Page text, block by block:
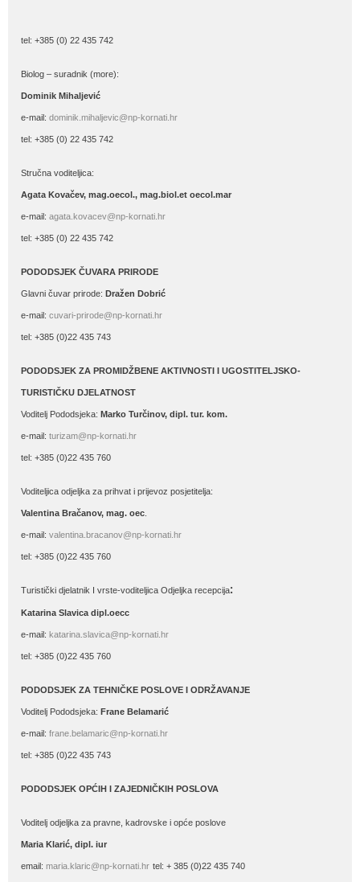
tel: +385 (0) 22 435 742
Biolog – suradnik (more):
Dominik Mihaljević
e-mail: dominik.mihaljevic@np-kornati.hr
tel: +385 (0) 22 435 742
Stručna voditeljica:
Agata Kovačev, mag.oecol., mag.biol.et oecol.mar
e-mail: agata.kovacev@np-kornati.hr
tel: +385 (0) 22 435 742
PODODSJEK ČUVARA PRIRODE
Glavni čuvar prirode: Dražen Dobrić
e-mail: cuvari-prirode@np-kornati.hr
tel: +385 (0)22 435 743
PODODSJEK ZA PROMIDŽBENE AKTIVNOSTI I UGOSTITELJSKO-
TURISTIČKU DJELATNOST
Voditelj Pododsjeka: Marko Turčinov, dipl. tur. kom.
e-mail: turizam@np-kornati.hr
tel: +385 (0)22 435 760
Voditeljica odjeljka za prihvat i prijevoz posjetitelja:
Valentina Bračanov, mag. oec
e-mail: valentina.bracanov@np-kornati.hr
tel: +385 (0)22 435 760
Turistički djelatnik I vrste-voditeljica Odjeljka recepcija:
Katarina Slavica dipl.oecc
e-mail: katarina.slavica@np-kornati.hr
tel: +385 (0)22 435 760
PODODSJEK ZA TEHNIČKE POSLOVE I ODRŽAVANJE
Voditelj Pododsjeka: Frane Belamarić
e-mail: frane.belamaric@np-kornati.hr
tel: +385 (0)22 435 743
PODODSJEK OPĆIH I ZAJEDNIČKIH POSLOVA
Voditelj odjeljka za pravne, kadrovske i opće poslove
Maria Klarić, dipl. iur
email: maria.klaric@np-kornati.hr tel: + 385 (0)22 435 740